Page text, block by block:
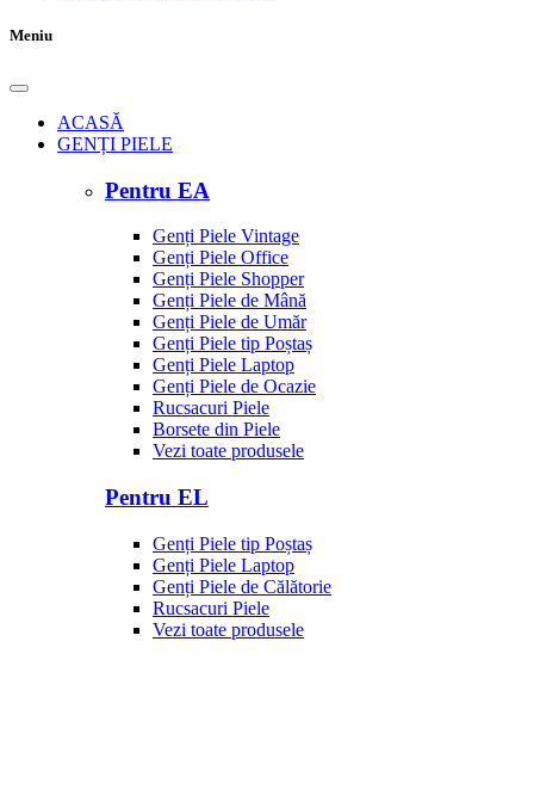
Meniu
ACASĂ
GENȚI PIELE
Pentru EA
Genți Piele Vintage
Genți Piele Office
Genți Piele Shopper
Genți Piele de Mână
Genți Piele de Umăr
Genți Piele tip Poștaș
Genți Piele Laptop
Genți Piele de Ocazie
Rucsacuri Piele
Borsete din Piele
Vezi toate produsele
Pentru EL
Genți Piele tip Poștaș
Genți Piele Laptop
Genți Piele de Călătorie
Rucsacuri Piele
Vezi toate produsele